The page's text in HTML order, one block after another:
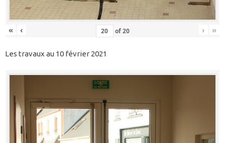
« ‹ of20 › »
Les travaux au 10 février 2021